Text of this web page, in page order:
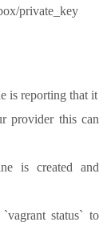
private_key
is reporting that it
provider this can
is created and
status` to